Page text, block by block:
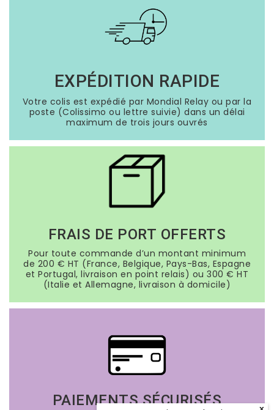
EXPÉDITION RAPIDE
Votre colis est expédié par Mondial Relay ou par la
poste (Colissimo ou lettre suivie) dans un délai
maximum de trois jours ouvrés
FRAIS DE PORT OFFERTS
Pour toute commande d’un montant minimum
de 200 € HT (France, Belgique, Pays-Bas, Espagne
et Portugal, livraison en point relais) ou 300 € HT
(Italie et Allemagne, livraison à domicile)
PAIEMENTS SÉCURISÉS